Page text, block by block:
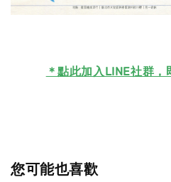
＊點此加入LINE社群，
您可能也喜歡